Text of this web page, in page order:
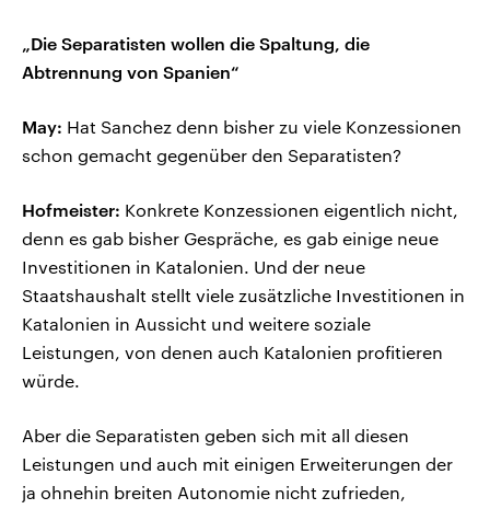
„Die Separatisten wollen die Spaltung, die
Abtrennung von Spanien“
May: Hat Sanchez denn bisher zu viele Konzessionen
schon gemacht gegenüber den Separatisten?
Hofmeister: Konkrete Konzessionen eigentlich nicht,
denn es gab bisher Gespräche, es gab einige neue
Investitionen in Katalonien. Und der neue
Staatshaushalt stellt viele zusätzliche Investitionen in
Katalonien in Aussicht und weitere soziale
Leistungen, von denen auch Katalonien profitieren
würde.
Aber die Separatisten geben sich mit all diesen
Leistungen und auch mit einigen Erweiterungen der
ja ohnehin breiten Autonomie nicht zufrieden,